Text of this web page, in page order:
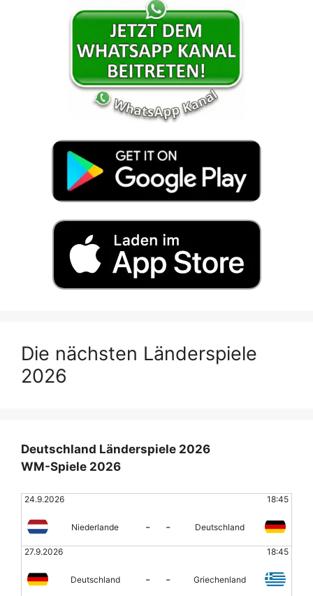
Die nächsten Länderspiele
2026
Deutschland Länderspiele 2026
WM-Spiele 2026
24.9.2026 18:45
Niederlande - - Deutschland
27.9.2026 18:45
Deutschland - - Griechenland